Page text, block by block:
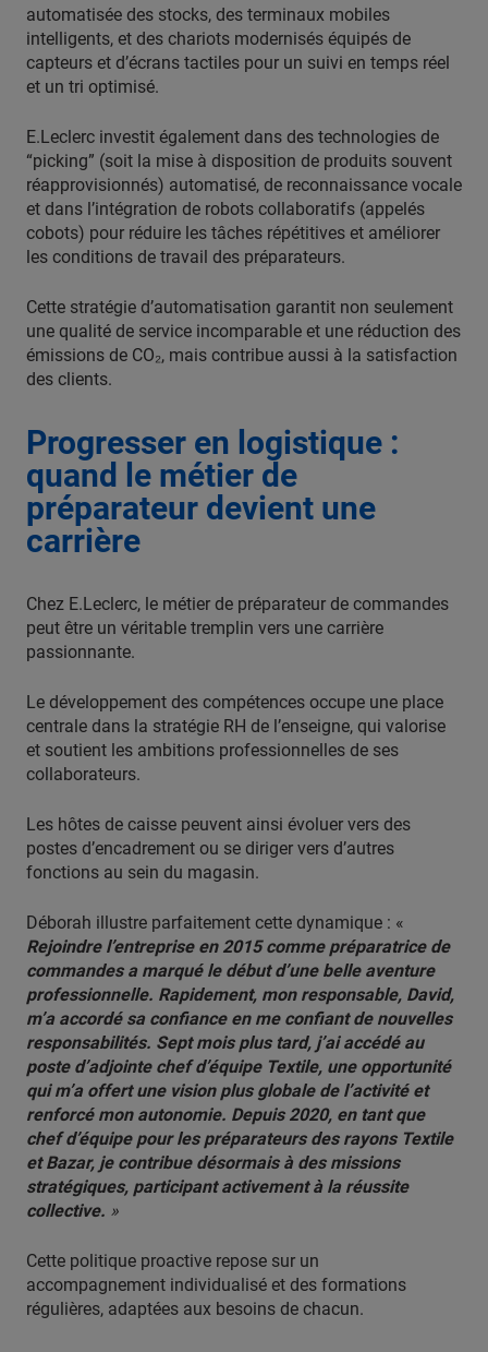
automatisée des stocks, des terminaux mobiles
intelligents, et des chariots modernisés équipés de
capteurs et d’écrans tactiles pour un suivi en temps réel
et un tri optimisé.
E.Leclerc investit également dans des technologies de
“picking” (soit la mise à disposition de produits souvent
réapprovisionnés) automatisé, de reconnaissance vocale
et dans l’intégration de robots collaboratifs (appelés
cobots) pour réduire les tâches répétitives et améliorer
les conditions de travail des préparateurs.
Cette stratégie d’automatisation garantit non seulement
une qualité de service incomparable et une réduction des
émissions de CO₂, mais contribue aussi à la satisfaction
des clients.
Progresser en logistique :
quand le métier de
préparateur devient une
carrière
Chez E.Leclerc, le métier de préparateur de commandes
peut être un véritable tremplin vers une carrière
passionnante.
Le développement des compétences occupe une place
centrale dans la stratégie RH de l’enseigne, qui valorise
et soutient les ambitions professionnelles de ses
collaborateurs.
Les hôtes de caisse peuvent ainsi évoluer vers des
postes d’encadrement ou se diriger vers d’autres
fonctions au sein du magasin.
Déborah illustre parfaitement cette dynamique : «
Rejoindre l’entreprise en 2015 comme préparatrice de
commandes a marqué le début d’une belle aventure
professionnelle. Rapidement, mon responsable, David,
m’a accordé sa confiance en me confiant de nouvelles
responsabilités. Sept mois plus tard, j’ai accédé au
poste d’adjointe chef d’équipe Textile, une opportunité
qui m’a offert une vision plus globale de l’activité et
renforcé mon autonomie. Depuis 2020, en tant que
chef d’équipe pour les préparateurs des rayons Textile
et Bazar, je contribue désormais à des missions
stratégiques, participant activement à la réussite
collective. »
Cette politique proactive repose sur un
accompagnement individualisé et des formations
régulières, adaptées aux besoins de chacun.